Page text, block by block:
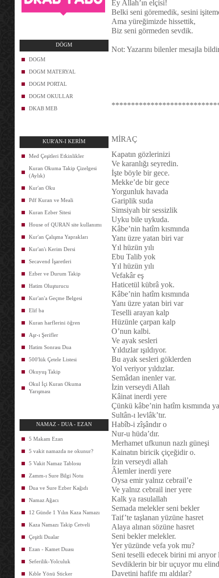
DÖGM
DOGM
DOGM MATERYAL
DOGM PORTAL
DOGM OKULLAR
DKAB MEB
KUR'AN-I KERİM
Med Çeşitleri Etkinlikler
Kuran Okuma Takip Çizelgesi
(Aylık)
Kur'an Oku
Pdf Kuran ve Meali
Kuran Ezber Sitesi
House of QURAN site kullanımı
Kur'an Çalışma Yaprakları
Kur'an'ı Kerim Dersi
Secavend İşaretleri
Ezber ve Durum Takip
Hatim Oluşturucu
Kur'an'a Geçme Belgesi
Elif ba
Kuran harflerini öğren
Aşr-ı Şerifler
Hatim Sonrası Dua
500'lük Çetele Listesi
Okuyuş Takip
Okul İçi Kuran Okuma
Yarışması
NAMAZ - DUA - EZAN
5 Makam Ezan
5 vakit namazda ne okunur?
5 Vakit Namaz Tablosu
Zamm-ı Sure Bilgi Notu
Dua ve Sure Ezber Kağıdı
Namaz Ağacı
12 Günde 1 Yılın Kaza Namazı
Kaza Namazı Takip Cetveli
Çeşitli Dualar
Ezan - Kamet Duası
Seferilik-Yolculuk
Kıble Yönü Sticker
Ey Allah’ın elçisi!
Belki seni göremedik, sesini
Ama yüreğimizde hissettik,
Biz seni görmeden sevdik.
Not: Yazarını bilenler mesajla
MİRAÇ
Kapatın gözlerinizi
Ve karanlığı seyredin.
İşte böyle bir gece.
Mekke’de bir gece
Yorgunluk havada
Gariplik suda
Simsiyah bir sessizlik
Uyku bile uykuda.
Kâbe’nin hatîm kısmında
Yanı üzre yatan biri var
Yıl hüzün yılı
Ebu Talib yok
Yıl hüzün yılı
Vefakâr eş
Haticetül kübrâ yok.
Kâbe’nin hatîm kısmında
Yanı üzre yatan biri var
Teselli arayan kalp
Hüzünle çarpan kalp
O’nun kalbi.
Ve ayak sesleri
Yıldızlar ışıldıyor.
Bu ayak sesleri göklerden
Yol veriyor yıldızlar.
Semâdan inenler var.
İzin verseydi Allah
Kâinat inerdi yere
Çünkü kâbe’nin hatîm kısmında
Sultân-ı levlâk’tır.
Habîb-i zîşândır o
Nur-u hüda’dır.
Merhamet ufkunun nazlı güneşi
Kainatın biricik çiçeğidir o.
İzin verseydi allah
Âlemler inerdi yere
Oysa emir yalnız cebrail’e
Ve yalnız cebrail iner yere
Kalk ya rasulallah
Semada melekler seni bekler
Taif’te taşlanan yüzüne hasret
Alaya alınan sözüne hasret
Seni bekler melekler.
Yer yüzünde vefa yok mu?
Seni teselli edecek birini mi arıyor
Sevdiklerin bir bir uçuyor mu
Davetini hafife mı aldılar?